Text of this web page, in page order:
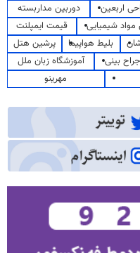
اربعین
دوربین مداربسته
شیمیایی
قیمت ایمپلنت
بلیط هواپیما
پرشین هتل
بینی
آموزشگاه زبان ملل
مهرینو